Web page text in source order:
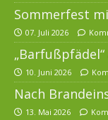
Sommerfest
07. Juli 2026
10. Juni 2026
Nach
13. Mai 2026